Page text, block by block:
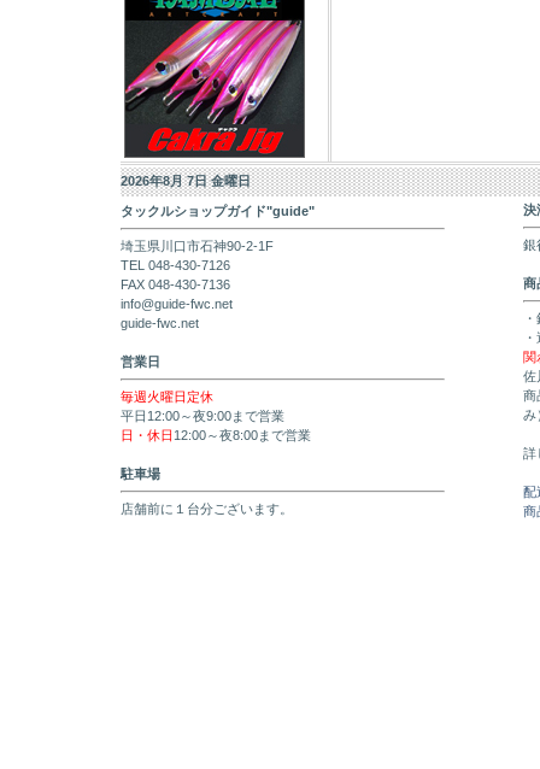
2026年8月 7日 金曜日
タックルショップガイド"guide"
埼玉県川口市石神90-2-1F
TEL 048-430-7126
FAX 048-430-7136
info@guide-fwc.net
guide-fwc.net
営業日
毎週火曜日定休
平日12:00～夜9:00まで営業
日・休日 12:00～夜8:00まで営業
駐車場
店舗前に１台分ございます。
決
銀
商
関
佐
商
み
詳
配
商